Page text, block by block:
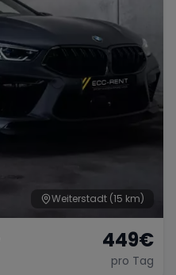
Weiterstadt (15 km)
449€
pro Tag